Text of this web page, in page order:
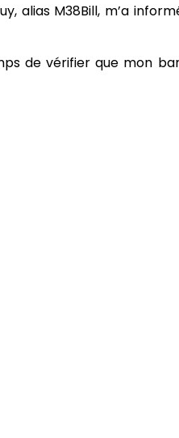
alias M38Bill, m’a
de vérifier que mon